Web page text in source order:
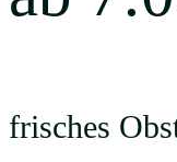
frisches